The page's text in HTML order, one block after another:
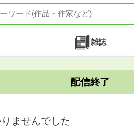
雑誌
配信終了
ませんでした